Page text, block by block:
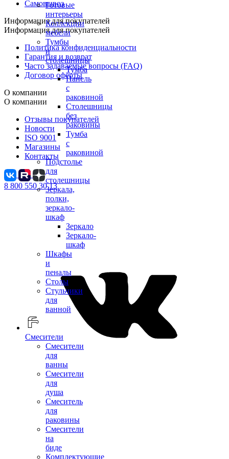
Готовые
интерьеры
Коллекции
мебели
Тумбы
и
столешницы
Тумба
Панель
с
раковиной
Столешницы
без
раковины
Тумба
с
раковиной
Подстолье
для
столешницы
Зеркала,
полки,
зеркало-
шкаф
Зеркало
Зеркало-
шкаф
Шкафы
и
пеналы
Столы
Стульчики
для
ванной
Смесители
Смесители
для
ванны
Смесители
для
душа
Смеситель
для
раковины
Смесители
на
биде
Комплектующие
Самовывоз
Информация для покупателей
Информация для покупателей
Политика конфиденциальности
Гарантия и возврат
Часто задаваемые вопросы (FAQ)
Договор оферты
О компании
О компании
Отзывы покупателей
Новости
ISO 9001
Магазины
Контакты
8 800 550 30 13